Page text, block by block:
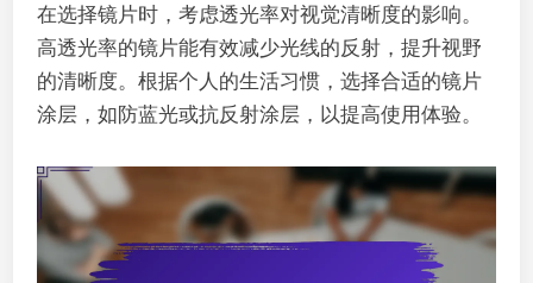
在选择镜片时，考虑透光率对视觉清晰度的影响。
高透光率的镜片能有效减少光线的反射，提升视野
的清晰度。根据个人的生活习惯，选择合适的镜片
涂层，如防蓝光或抗反射涂层，以提高使用体验。